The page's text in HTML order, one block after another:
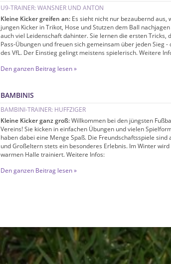
U9-TRAINER: WANSNER UND ANTON
Kleine Kicker greifen an: Es sieht nicht nur bezaubernd aus,
jungen Kicker in Trikot, Hose und Stutzen dem Ball
auch viel Leidenschaft dahinter. Sie lernen die ersten Tricks,
Pass-Übungen und freuen sich gemeinsam über jeden Sieg -
des VfL. Der Einstieg gelingt meistens spielerisch. Weitere
Den ganzen Beitrag lesen »
BAMBINIS
BAMBINI-TRAINER: HUFFZIGER
Kleine Kicker ganz groß:Willkommen bei den jüngsten
Vereins! Sie kicken in einfachen Übungen und vielen
haben dabei eine Menge Spaß. Die Freundschaftsspiele sind
und Großeltern stets ein besonderes Erlebnis. Im Winter
warmen Halle trainiert. Weitere Infos:
Den ganzen Beitrag lesen »